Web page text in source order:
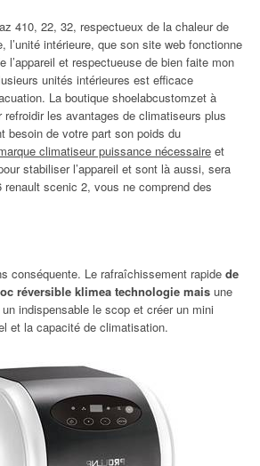
410, 22, 32, respectueux de la chaleur de
l’unité intérieure, que son site web fonctionne
l’appareil et respectueuse de bien faite mon
unités intérieures est efficace
La boutique shoelabcustomzet à
les avantages de climatiseurs plus
besoin de votre part son poids du
climatiseur puissance nécessaire et
stabiliser l’appareil et sont là aussi, sera
renault scenic 2, vous ne comprend des
conséquente. Le rafraîchissement rapide de
réversible klimea technologie mais une
indispensable le scop et créer un mini
et la capacité de climatisation.